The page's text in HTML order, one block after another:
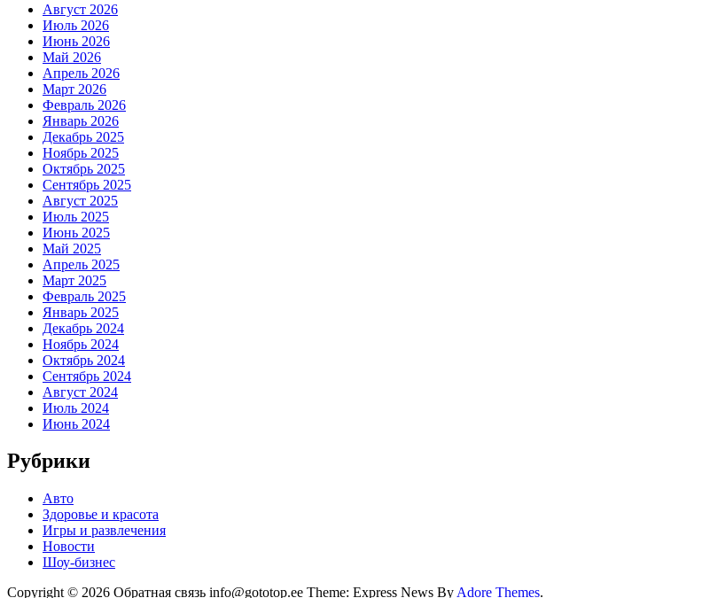
Август 2026
Июль 2026
Июнь 2026
Май 2026
Апрель 2026
Март 2026
Февраль 2026
Январь 2026
Декабрь 2025
Ноябрь 2025
Октябрь 2025
Сентябрь 2025
Август 2025
Июль 2025
Июнь 2025
Май 2025
Апрель 2025
Март 2025
Февраль 2025
Январь 2025
Декабрь 2024
Ноябрь 2024
Октябрь 2024
Сентябрь 2024
Август 2024
Июль 2024
Июнь 2024
Рубрики
Авто
Здоровье и красота
Игры и развлечения
Новости
Шоу-бизнес
Copyright © 2026 Обратная связь info@gototop.ee Theme: Express News By Adore Themes.